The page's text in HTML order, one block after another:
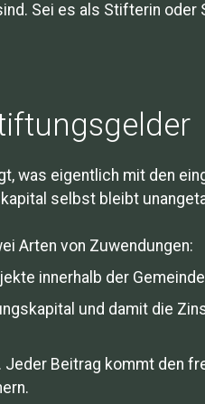
Sei es als Stifterin
was eigentlich mit den
selbst bleibt
Arten von Zuwendungen:
innerhalb der
und damit die
Jeder Beitrag kommt den